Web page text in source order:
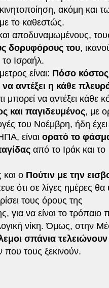
ακόμη και
το καθεστώς.
αποδυναμωμένους,
δορυφόρους του,
Ισραήλ.
είναι: Πόσο κόστος
αντέξει η κάθε
μπορεί να αντέξει κάθε
και παγιδευμένος, με
του Νοέμβρη, ήδη
είναι ορατό το
από το Ιράκ και το
ο Πούτιν με την
ότι σε λίγες ημέρες θα
τους όρους της
για να είναι το τρόπαιο
νίκη. Όμως, στην
σπάνια τελειώνουν
που τους ξεκινούν.